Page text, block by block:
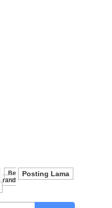
Posting Lama
Be
Rand